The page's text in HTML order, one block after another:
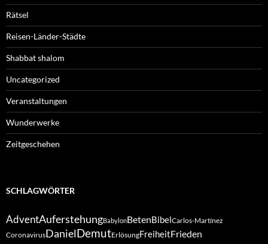
Rätsel
Reisen-Länder-Städte
Shabbat shalom
Uncategorized
Veranstaltungen
Wunderwerke
Zeitgeschehen
SCHLAGWÖRTER
AdventAuferstehungBabylonBetenBibelCarlos-Martínez
CoronavirusDanielDemutErlösungFreiheitFrieden